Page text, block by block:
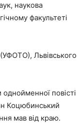
наукова
факультеті
(УФОТО), Львівського
повісті
Коцюбинський
мав від краю.